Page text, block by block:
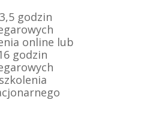
godzin
online lub
godzin
szkolenia